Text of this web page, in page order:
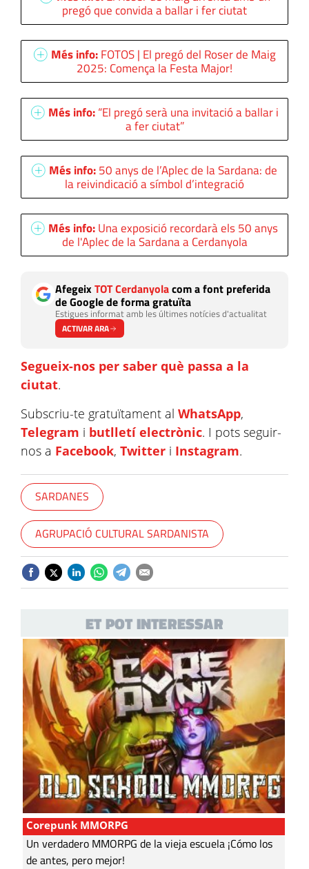
pregó que convida a ballar i fer ciutat
Més info:FOTOS | El pregó del Roser de Maig
2025: Comença la Festa Major!
Més info:“El pregó serà una invitació a ballar i
a fer ciutat”
Més info:50 anys de l’Aplec de la Sardana: de
la reivindicació a símbol d’integració
Més info:Una exposició recordarà els 50 anys
de l'Aplec de la Sardana a Cerdanyola
AfegeixTOT Cerdanyolacom a font preferida
de Google de forma gratuïta
Estigues informat amb les últimes notícies d'actualitat
ACTIVAR ARA
Segueix-nos per saber què passa a la
ciutat.
Subscriu-te gratuïtament al WhatsApp,
Telegram i butlletí electrònic. I pots seguir-
nos a Facebook, Twitter i Instagram.
SARDANES
AGRUPACIÓ CULTURAL SARDANISTA
ET POT INTERESSAR
Corepunk MMORPG
Un verdadero MMORPG de la vieja escuela ¡Cómo los
de antes, pero mejor!